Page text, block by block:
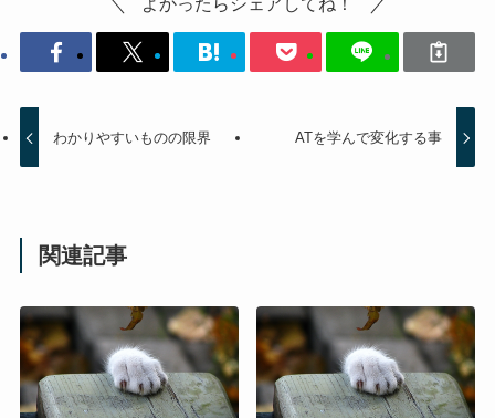
わかりやすいものの限界 ATを学んで変化する事
関連記事